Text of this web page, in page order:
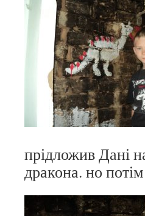
прідложив Дані
дракона. но